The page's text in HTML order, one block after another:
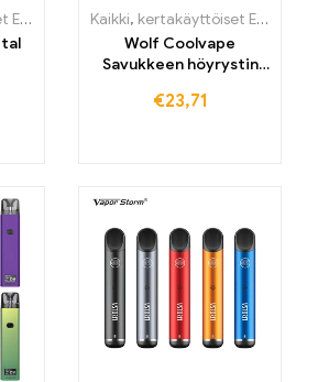
Kertakäyttöiset sähkötupakat
Kaikki, kertakäyttöiset E-savut
Wolf Coolvape
Savukkeen höyrystin
savuke
€23,71